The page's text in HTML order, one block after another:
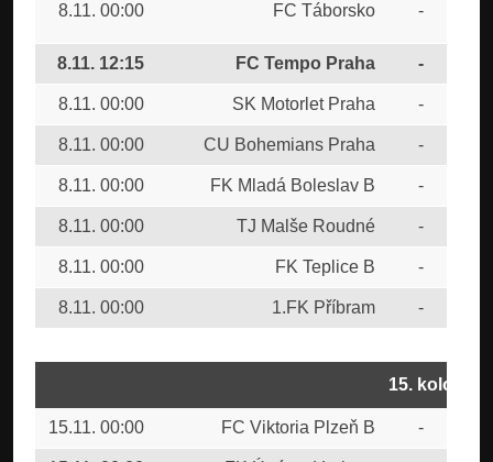
8.11. 00:00 FC Táborsko -
8.11. 12:15 FC Tempo Praha -
8.11. 00:00 SK Motorlet Praha -
8.11. 00:00 CU Bohemians Praha -
8.11. 00:00 FK Mladá Boleslav B -
8.11. 00:00 TJ Malše Roudné -
8.11. 00:00 FK Teplice B -
8.11. 00:00 1.FK Příbram -
15. kolo
15.11. 00:00 FC Viktoria Plzeň B -